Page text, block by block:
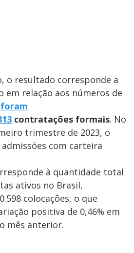
o resultado corresponde a
em relação aos números de
foram
contratações formais. No
trimestre de 2023, o
admissões com carteira
à quantidade total
ativos no Brasil,
colocações, o que
positiva de 0,46% em
mês anterior.